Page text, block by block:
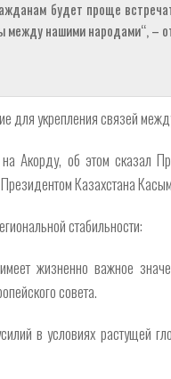
будет проще
нашими народами“, –
укрепления связей
Акорду, об этом сказал
Казахстана
стабильности:
жизненно важное
совета.
в условиях растущей